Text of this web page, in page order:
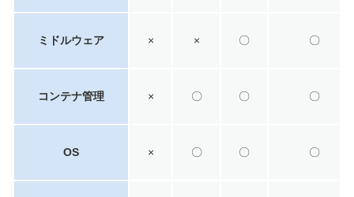
ミドルウェア × × 〇 〇
コンテナ管理 × 〇 〇 〇
OS × 〇 〇 〇